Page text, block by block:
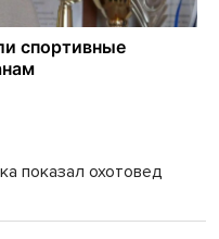
показал охотовед